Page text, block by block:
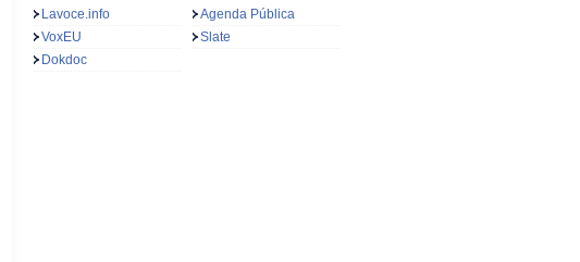
Lavoce.info
Agenda Pública
VoxEU
Slate
Dokdoc